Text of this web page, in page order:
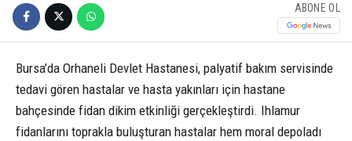
ABONE OL
Bursa’da Orhaneli Devlet Hastanesi, palyatif bakım servisinde
tedavi gören hastalar ve hasta yakınları için hastane
bahçesinde fidan dikim etkinliği gerçekleştirdi. Ihlamur
fidanlarını toprakla buluşturan hastalar hem moral depoladı